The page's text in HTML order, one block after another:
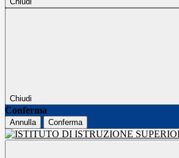
Chiudi
Conferma
Annulla Conferma